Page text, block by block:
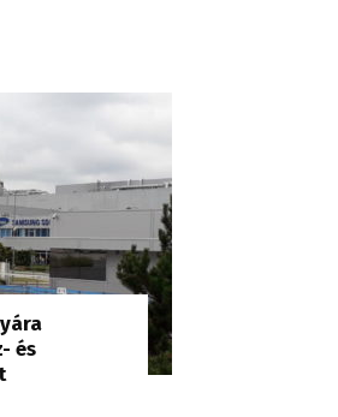
és